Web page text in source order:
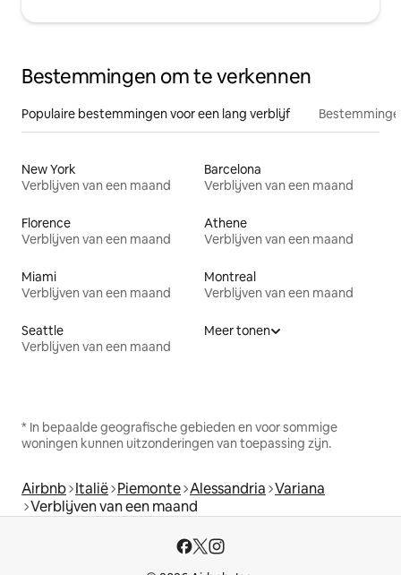
Bestemmingen om te verkennen
Populaire bestemmingen voor een lang verblijf
New York
Verblijven van een maand
Barcelona
Verblijven van een maand
Florence
Verblijven van een maand
Athene
Verblijven van een maand
Miami
Verblijven van een maand
Montreal
Verblijven van een maand
Seattle
Verblijven van een maand
Meer tonen
* In bepaalde geografische gebieden en voor sommige
woningen kunnen uitzonderingen van toepassing zijn.
Airbnb Italië Piemonte Alessandria Variana
Verblijven van een maand